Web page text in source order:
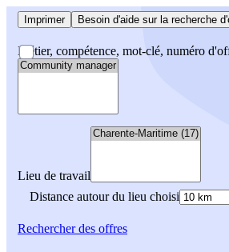
Imprimer Besoin d'aide sur la recherche
Métier, compétence, mot-clé, numéro
Lieu de travail
Distance autour du lieu choisi
Rechercherdes offres